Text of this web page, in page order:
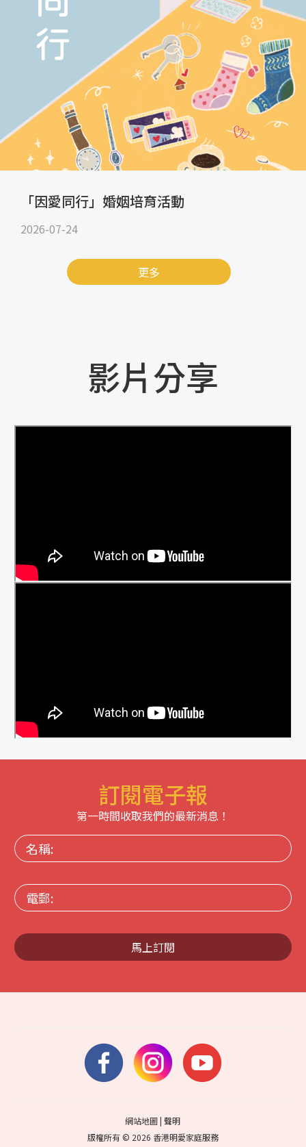
「因愛同行」婚姻培育活動
2026-07-24
更多
影片分享
訂閱電子報
第一時間收取我們的最新消息！
名
稱:
電
郵:
馬上訂閱
網站地圖|聲明
版權所有 © 2026 香港明愛家庭服務